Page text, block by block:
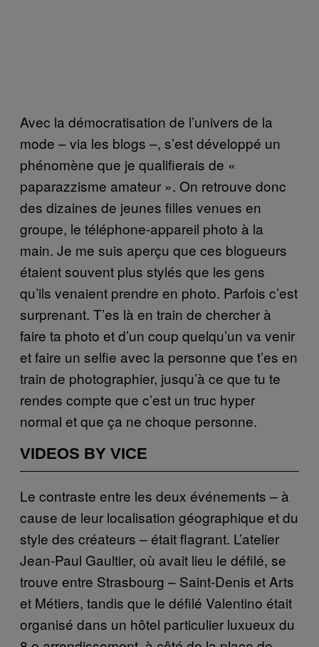
Avec la démocratisation de l’univers de la
mode – via les blogs –, s’est développé un
phénomène que je qualifierais de «
paparazzisme amateur ». On retrouve donc
des dizaines de jeunes filles venues en
groupe, le téléphone-appareil photo à la
main. Je me suis aperçu que ces blogueurs
étaient souvent plus stylés que les gens
qu’ils venaient prendre en photo. Parfois c’est
surprenant. T’es là en train de chercher à
faire ta photo et d’un coup quelqu’un va venir
et faire un selfie avec la personne que t’es en
train de photographier, jusqu’à ce que tu te
rendes compte que c’est un truc hyper
normal et que ça ne choque personne.
VIDEOS BY VICE
Le contraste entre les deux événements – à
cause de leur localisation géographique et du
style des créateurs – était flagrant. L’atelier
Jean-Paul Gaultier, où avait lieu le défilé, se
trouve entre Strasbourg – Saint-Denis et Arts
et Métiers, tandis que le défilé Valentino était
organisé dans un hôtel particulier luxueux du